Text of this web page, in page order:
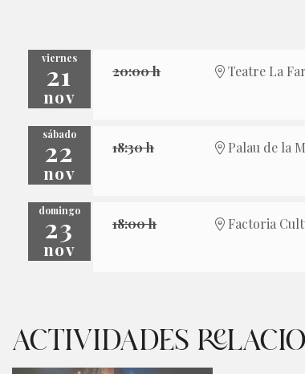
viernes
21
nov
20:00 h Teatre La
sábado
22
nov
18:30 h Palau de la
domingo
23
nov
18:00 h Factoria
ACTIVIDADES